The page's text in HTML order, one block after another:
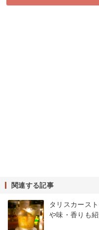
関連する記事
タリスカース
や味・香りも紹